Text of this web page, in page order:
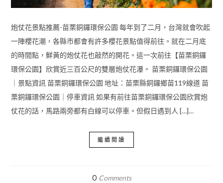
炮仗花景點推薦-苗栗銅鑼環保公園 每年到了二月，台灣就會吹起
一陣櫻花潮，各縣市都會有許多櫻花景點值得前往。就在二月底
的時間點，鮮黃的炮仗花也敲然的開花。這一次前往【苗栗銅鑼
環保公園】欣賞近三百公尺的雙層炮仗花瀑。 苗栗銅鑼環保公園
｜景點資訊 苗栗銅鑼環保公園 地址：苗栗縣銅鑼鄉苗119線道 苗
栗銅鑼環保公園｜停車資訊 如果有前往苗栗銅鑼環保公園欣賞炮
仗花的話，馬路兩旁都有白線可以停車。但假日遇到人 […]…
繼續閱讀
0 Comments